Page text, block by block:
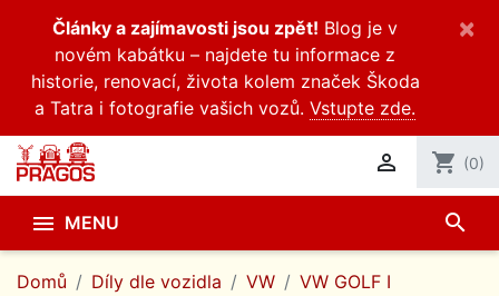
Články a zajímavosti jsou zpět! Blog je v
novém kabátku – najdete tu informace z
historie, renovací, života kolem značek Škoda
a Tatra i fotografie vašich vozů. Vstupte zde.
×
 shopping_cart (0)
 MENU search
Domů Díly dle vozidla VW
VW GOLF I